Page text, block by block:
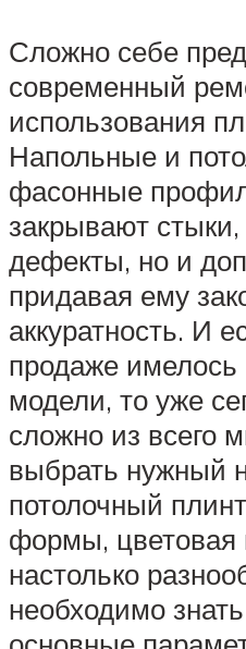
Сложно себе
современный
использования
Напольные и
фасонные
закрывают
дефекты, но и
придавая ему
аккуратность. И
продаже
модели, то уже
сложно из всего
выбрать нужный
потолочный
формы, цветовая
настолько
необходимо